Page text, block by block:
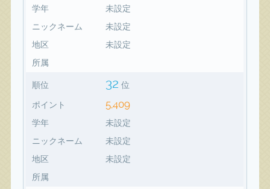
学年
未設定
ニックネーム
未設定
地区
未設定
所属
順位 32 位
ポイント 5,409
学年
未設定
ニックネーム
未設定
地区
未設定
所属